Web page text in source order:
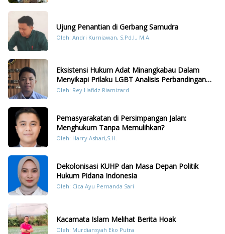
Ujung Penantian di Gerbang Samudra
Oleh: Andri Kurniawan, S.Pd.I., M.A.
Eksistensi Hukum Adat Minangkabau Dalam
Menyikapi Prilaku LGBT Analisis Perbandingan
Dengan Hukum Pidana
Oleh: Rey Hafidz Riamizard
Pemasyarakatan di Persimpangan Jalan:
Menghukum Tanpa Memulihkan?
Oleh: Harry Ashari,S.H.
Dekolonisasi KUHP dan Masa Depan Politik
Hukum Pidana Indonesia
Oleh: Cica Ayu Pernanda Sari
Kacamata Islam Melihat Berita Hoak
Oleh: Murdiansyah Eko Putra